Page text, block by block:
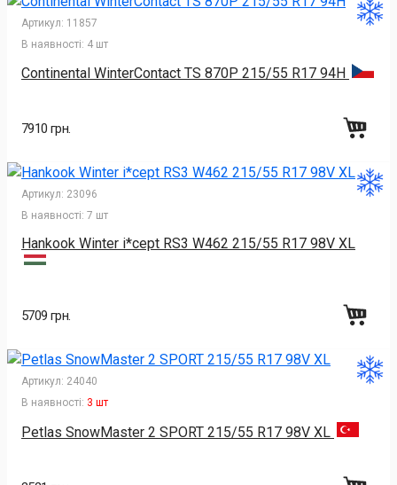
Артикул: 11857
В наявності: 4 шт
Continental WinterContact TS 870P 215/55 R17 94H
7910 грн.
Артикул: 23096
В наявності: 7 шт
Hankook Winter i*cept RS3 W462 215/55 R17 98V XL
5709 грн.
Артикул: 24040
В наявності: 3 шт
Petlas SnowMaster 2 SPORT 215/55 R17 98V XL